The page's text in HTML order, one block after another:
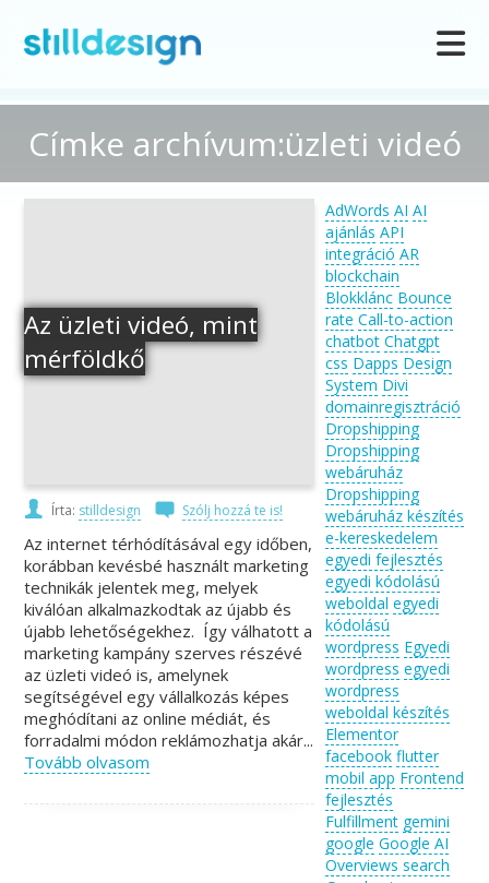
Címke archívum:üzleti videó
Az üzleti videó, mint
mérföldkő
Írta: stilldesign Szólj hozzá te is!
Az internet térhódításával egy időben,
korábban kevésbé használt marketing
technikák jelentek meg, melyek
kiválóan alkalmazkodtak az újabb és
újabb lehetőségekhez. Így válhatott a
marketing kampány szerves részévé
az üzleti videó is, amelynek
segítségével egy vállalkozás képes
meghódítani az online médiát, és
forradalmi módon reklámozhatja akár...
Tovább olvasom
AdWords AI AI
ajánlás API
integráció AR
blockchain
Blokklánc Bounce
rate Call-to-action
chatbot Chatgpt
css Dapps Design
System Divi
domainregisztráció
Dropshipping
Dropshipping
webáruház
Dropshipping
webáruház készítés
e-kereskedelem
egyedi fejlesztés
egyedi kódolású
weboldal egyedi
kódolású
wordpress Egyedi
wordpress egyedi
wordpress
weboldal készítés
Elementor
facebook flutter
mobil app Frontend
fejlesztés
Fulfillment gemini
google Google AI
Overviews search